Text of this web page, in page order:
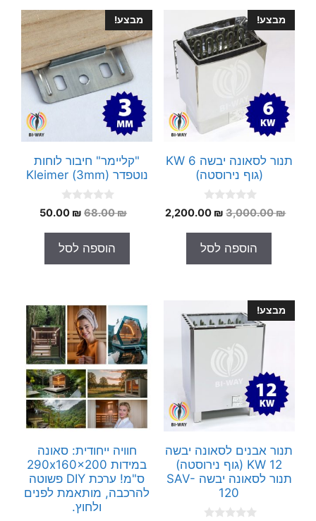
מבצע!
תנור לסאונה יבשה 6 KW
(גוף נירוסטה)
0
o
o
5
3,000.00₪
המחיר
היה:
3,000.00 ₪.
2,200.00 ₪
המחיר
הוספה לסל
מבצע!
"קליימר" חיבור לוחות
נוטפדר Kleimer (3mm)
0
o
o
5
68.00₪
המחיר
היה:
68.00 ₪.
50.00 ₪
המחיר
הוספה לסל
מבצע!
תנור אבנים לסאונה יבשה
12 KW (גוף נירוסטה)
תנור לסאונה יבשה SAV-
120
חוויה ייחודית: סאונה
במידות 290x160x200
ס"מ! ערכת DIY פשוטה
להרכבה, מותאמת לפנים
ולחוץ.